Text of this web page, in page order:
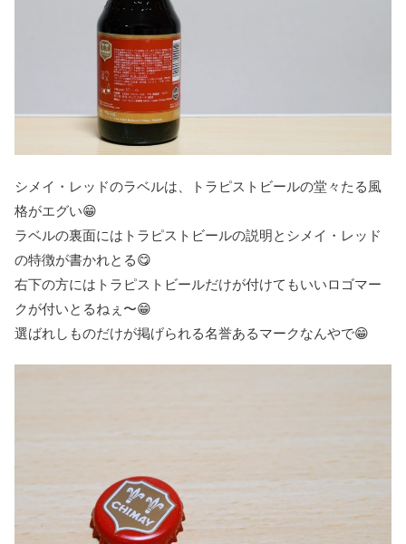
シメイ・レッドのラベルは、トラピストビールの堂々たる風
格がエグい😁
ラベルの裏面にはトラピストビールの説明とシメイ・レッド
の特徴が書かれとる😋
右下の方にはトラピストビールだけが付けてもいいロゴマー
クが付いとるねぇ〜😁
選ばれしものだけが掲げられる名誉あるマークなんやで😁